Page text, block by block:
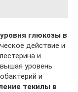
глюкозы в
действие и
и
уровень
и
текилы в